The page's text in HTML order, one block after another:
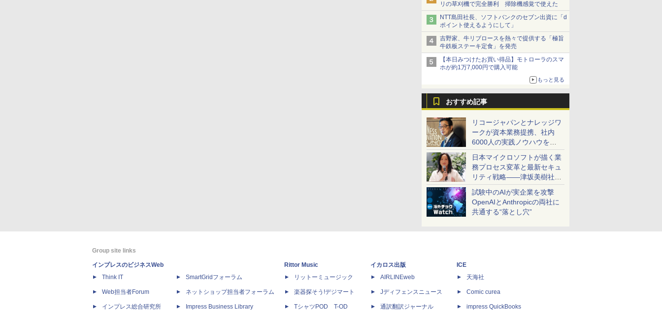
リの草刈機で完全勝利 掃除機感覚で使えた
NTT島田社長、ソフトバンクのセブン出資に「d
ポイント使えるようにして」
吉野家、牛リブロースを熱々で提供する「極旨
牛鉄板ステーキ定食」を発売
【本日みつけたお買い得品】モトローラのスマ
ホが約1万7,000円で購入可能
もっと見る
おすすめ記事
リコージャパンとナレッジワ
ークが資本業務提携、社内
6000人の実践ノウハウを生
かした「AI商談記録 for
RICOH」を展開へ
日本マイクロソフトが描く業
務プロセス変革と最新セキュ
リティ戦略――津坂美樹社長
が2027年度戦略を説明
試験中のAIが実企業を攻撃
OpenAIとAnthropicの両社に
共通する“落とし穴”
Group site links
インプレスのビジネスWeb
Think IT
Web担当者Forum
インプレス総合研究所
SmartGridフォーラム
ネットショップ担当者フォーラム
Impress Business Library
Rittor Music
リットーミュージック
楽器探そう!デジマート
TシャツPOD T-OD
イカロス出版
AIRLINEweb
Jディフェンスニュース
通訳翻訳ジャーナル
ICE
天海社
Comic curea
impress QuickBooks